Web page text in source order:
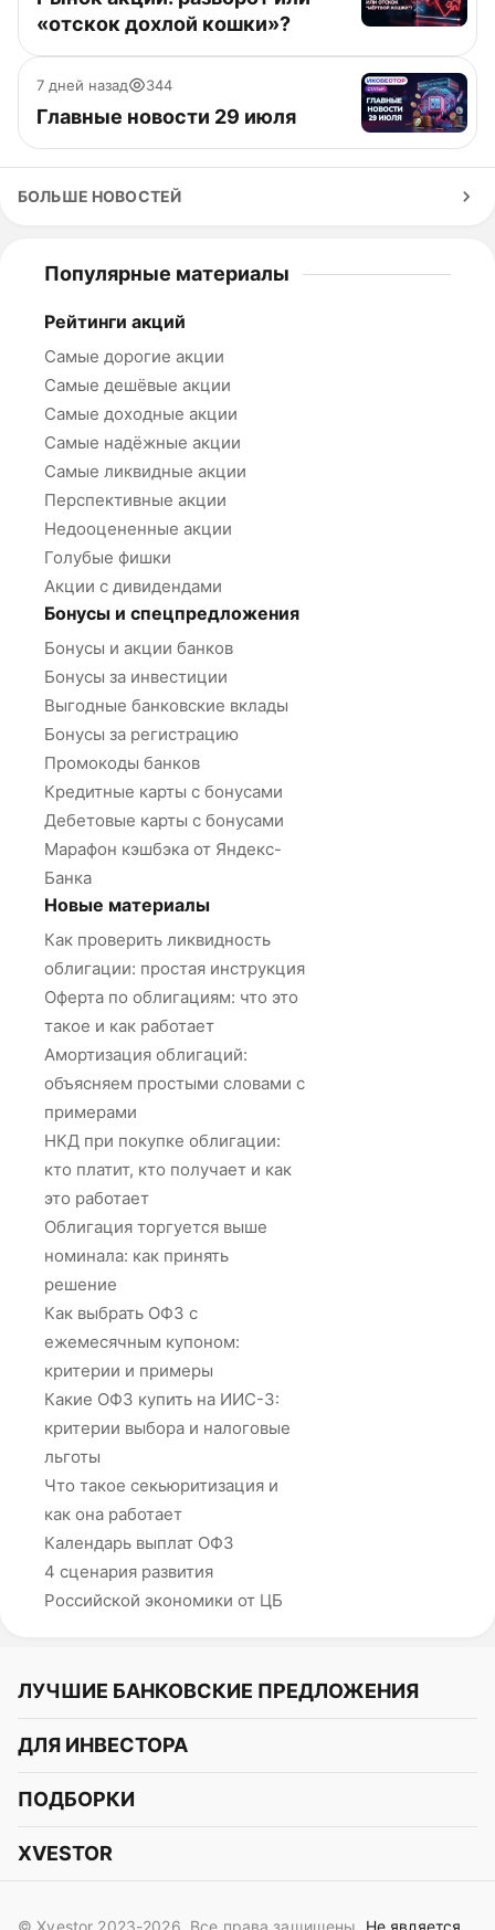
«отскок дохлой кошки»?
7 дней назад 344
Главные новости 29 июля
БОЛЬШЕ НОВОСТЕЙ
Популярные материалы
Рейтинги акций
Самые дорогие акции
Самые дешёвые акции
Самые доходные акции
Самые надёжные акции
Самые ликвидные акции
Перспективные акции
Недооцененные акции
Голубые фишки
Акции с дивидендами
Бонусы и спецпредложения
Бонусы и акции банков
Бонусы за инвестиции
Выгодные банковские вклады
Бонусы за регистрацию
Промокоды банков
Кредитные карты с бонусами
Дебетовые карты с бонусами
Марафон кэшбэка от Яндекс-
Банка
Новые материалы
Как проверить ликвидность
облигации: простая инструкция
Оферта по облигациям: что это
такое и как работает
Амортизация облигаций:
объясняем простыми словами с
примерами
НКД при покупке облигации:
кто платит, кто получает и как
это работает
Облигация торгуется выше
номинала: как принять
решение
Как выбрать ОФЗ с
ежемесячным купоном:
критерии и примеры
Какие ОФЗ купить на ИИС-3:
критерии выбора и налоговые
льготы
Что такое секьюритизация и
как она работает
Календарь выплат ОФЗ
4 сценария развития
Российской экономики от ЦБ
ЛУЧШИЕ БАНКОВСКИЕ ПРЕДЛОЖЕНИЯ
Альфа-Банк
СБЕР
Газпромбанк
ДЛЯ ИНВЕСТОРА
Курс акций
Курс облигаций
ПОДБОРКИ
Подборки акций
Подборки облигаций
XVESTOR
© Xvestor 2023-2026. Все права защищены. Не является